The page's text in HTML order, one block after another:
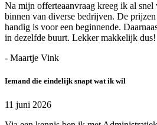
Na mijn offerteaanvraag kreeg ik al snel
binnen van diverse bedrijven. De
handig is voor een beginnende.
in dezelfde buurt. Lekker makkelijk dus!
- Maartje Vink
Iemand die eindelijk snapt wat ik wil
11 juni 2026